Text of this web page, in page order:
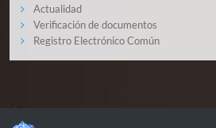
Actualidad
Verificación de documentos
Registro Electrónico Común